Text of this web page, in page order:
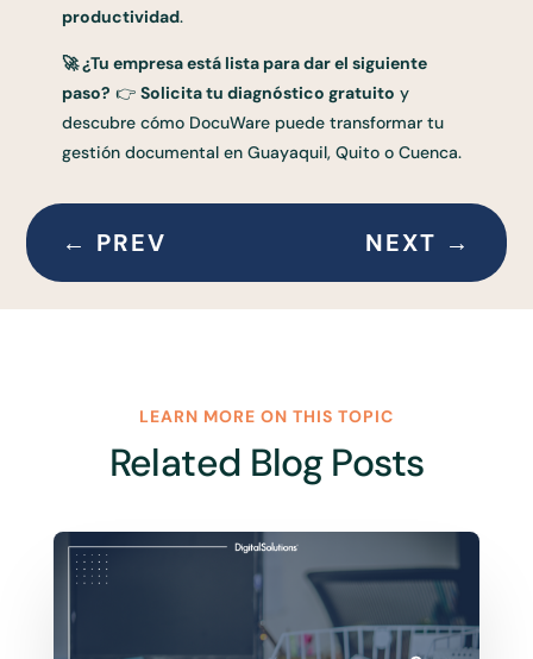
productividad.
🚀¿Tu empresa está lista para dar el siguiente
paso? 👉Solicita tu diagnóstico gratuito y
descubre cómo DocuWare puede transformar tu
gestión documental en Guayaquil, Quito o Cuenca.
← PREV NEXT →
LEARN MORE ON THIS TOPIC
Related Blog Posts